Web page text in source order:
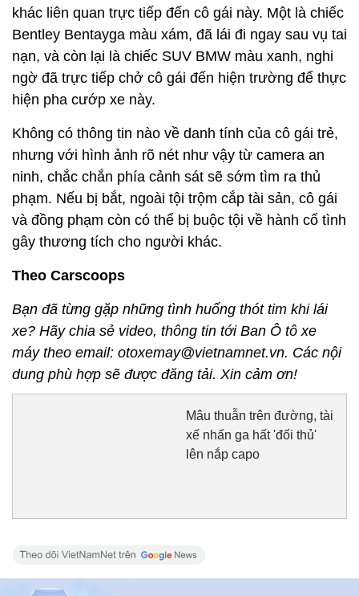
khác liên quan trực tiếp đến cô gái này. Một là chiếc
Bentley Bentayga màu xám, đã lái đi ngay sau vụ tai
nạn, và còn lại là chiếc SUV BMW màu xanh, nghi
ngờ đã trực tiếp chở cô gái đến hiện trường để thực
hiện pha cướp xe này.
Không có thông tin nào về danh tính của cô gái trẻ,
nhưng với hình ảnh rõ nét như vậy từ camera an
ninh, chắc chắn phía cảnh sát sẽ sớm tìm ra thủ
phạm. Nếu bị bắt, ngoài tội trộm cắp tài sản, cô gái
và đồng phạm còn có thể bị buộc tội về hành cố tình
gây thương tích cho người khác.
Theo Carscoops
Bạn đã từng gặp những tình huống thót tim khi lái
xe? Hãy chia sẻ video, thông tin tới Ban Ô tô xe
máy theo email: otoxemay@vietnamnet.vn. Các nội
dung phù hợp sẽ được đăng tải. Xin cảm ơn!
Mâu thuẫn trên đường, tài
xế nhấn ga hất 'đối thủ'
lên nắp capo